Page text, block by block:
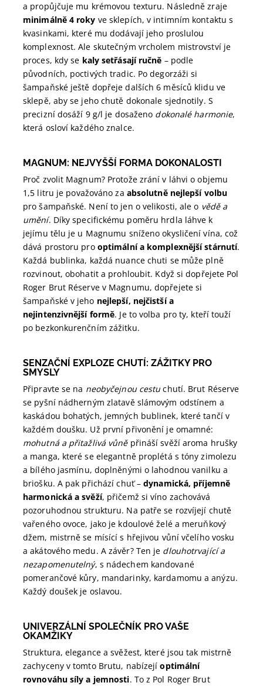
a propůjčuje mu krémovou texturu. Následně zraje
minimálně 4 roky ve sklepích, v intimním kontaktu s
kvasinkami, které mu dodávají jeho proslulou
komplexnost. Ale skutečným vrcholem mistrovství je
proces, kdy se kaly setřásají ručně – podle
původních, poctivých tradic. Po degorzáži si
šampaňské ještě dopřeje dalších 6 měsíců klidu ve
sklepě, aby se jeho chutě dokonale sjednotily. S
precizní dosáží 9 g/l je dosaženo dokonalé harmonie,
která osloví každého znalce.
MAGNUM: NEJVYŠŠÍ FORMA DOKONALOSTI
Proč zvolit Magnum? Protože zrání v láhvi o objemu
1,5 litru je považováno za absolutně nejlepší volbu
pro šampaňské. Není to jen o velikosti, ale o vědě a
umění. Díky specifickému poměru hrdla láhve k
jejímu tělu je u Magnumu sníženo okysličení vína, což
dává prostoru pro optimální a komplexnější stárnutí.
Každá bublinka, každá nuance chuti se může plně
rozvinout, obohatit a prohloubit. Když si dopřejete Pol
Roger Brut Réserve v Magnumu, dopřejete si
šampaňské v jeho nejlepší, nejčistší a
nejintenzivnější formě. Je to volba pro ty, kteří touží
po bezkonkurenčním zážitku.
SENZAČNÍ EXPLOZE CHUTÍ: ZÁŽITKY PRO
SMYSLY
Připravte se na neobyčejnou cestuchutí. Brut Réserve
se pyšní nádherným zlatavě slámovým odstínem a
kaskádou bohatých, jemných bublinek, které tančí v
každém doušku. Už první přivonění je omamné:
mohutná a přitažlivá vůněpřináší svěží aroma hrušky
a manga, které se elegantně proplétá s tóny zimolezu
a bílého jasmínu, doplněnými o lahodnou vanilku a
briošku. A pak přichází chuť –dynamická, příjemně
harmonická a svěží, přičemž si víno zachovává
pozoruhodnou strukturu. Na patře se rozvíjejí chutě
vařeného ovoce, jako je kdoulové želé a meruňkový
džem, mistrně se mísící s hřejivou vůní včelího vosku
a akátového medu. A závěr? Ten je dlouhotrvající a
nezapomenutelný, s nádechem kandované
pomerančové kůry, mandarinky, kardamomu a anýzu.
Každý doušek je oslavou.
UNIVERZÁLNÍ SPOLEČNÍK PRO VAŠE
OKAMŽIKY
Struktura, elegance a svěžest, které jsou tak mistrně
zachyceny v tomto Brutu, nabízejíoptimální
rovnováhu síly a jemnosti. To z Pol Roger Brut